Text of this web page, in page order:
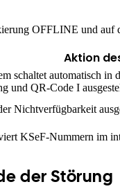
OFFLINE und auf
Aktion
schaltet automatisch
und QR-Code I
Nichtverfügbarkeit
KSeF-Nummern im
der Störung